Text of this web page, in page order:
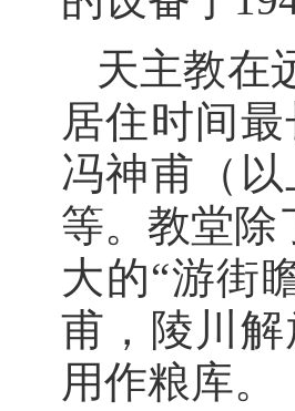
天主教在
居住时间
冯神甫（
等。教堂除
大的“游街
甫，陵川
用作粮库。